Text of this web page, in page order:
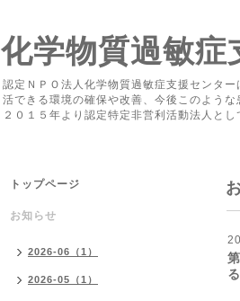
化学物質過敏症
認定ＮＰＯ法人化学物質過敏症支援センタ
活できる環境の確保や改善、今後このよう
２０１５年より認定特定非営利活動法人とし
トップページ
お知らせ
2026-06（1）
2026-05（1）